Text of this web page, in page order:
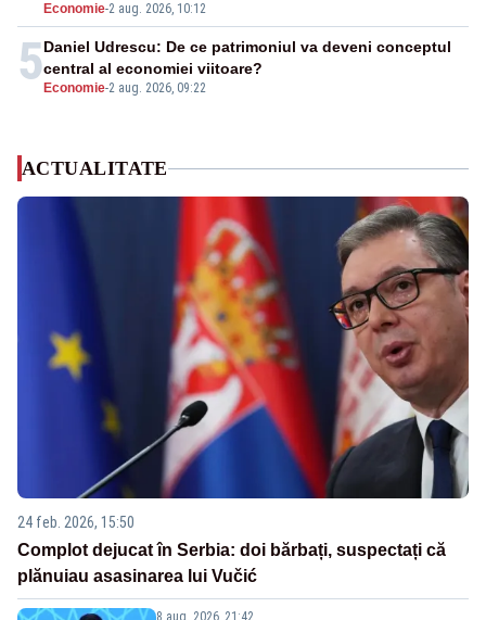
Economie-2 aug. 2026, 10:12
5 Economie-2 aug. 2026, 09:22
Daniel Udrescu: De ce patrimoniul va deveni conceptul
central al economiei viitoare?
ACTUALITATE
24 feb. 2026, 15:50
Complot dejucat în Serbia: doi bărbați, suspectați că
plănuiau asasinarea lui Vučić
8 aug. 2026, 21:42